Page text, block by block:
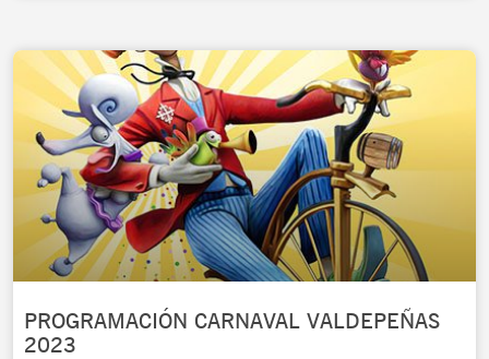
PROGRAMACIÓN CARNAVAL VALDEPEÑAS
2023